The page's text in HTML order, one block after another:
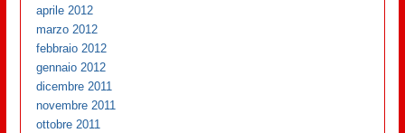
aprile 2012
marzo 2012
febbraio 2012
gennaio 2012
dicembre 2011
novembre 2011
ottobre 2011